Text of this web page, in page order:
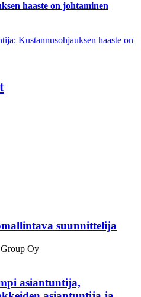
haaste on johtaminen
Kustannusohjauksen haaste on
suunnittelija
Oy
asiantuntija,